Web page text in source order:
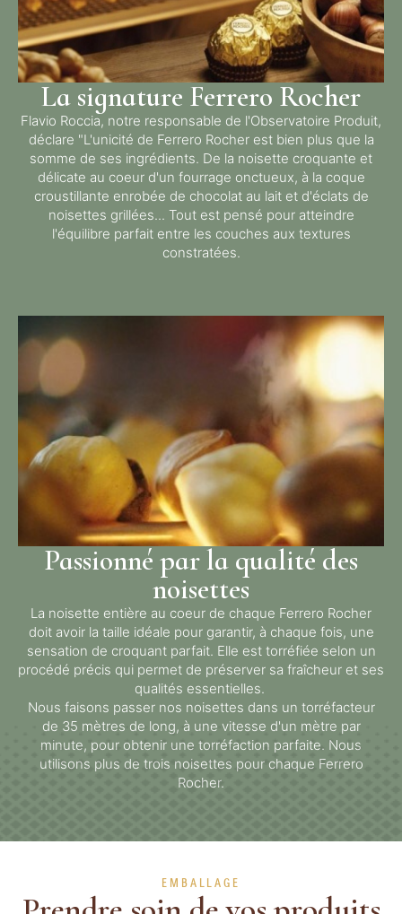
La signature Ferrero Rocher
Flavio Roccia, notre responsable de l'Observatoire Produit,
déclare "L'unicité de Ferrero Rocher est bien plus que la
somme de ses ingrédients. De la noisette croquante et
délicate au coeur d'un fourrage onctueux, à la coque
croustillante enrobée de chocolat au lait et d'éclats de
noisettes grillées... Tout est pensé pour atteindre
l'équilibre parfait entre les couches aux textures
constratées.
Passionné par la qualité des
noisettes
La noisette entière au coeur de chaque Ferrero Rocher
doit avoir la taille idéale pour garantir, à chaque fois, une
sensation de croquant parfait. Elle est torréfiée selon un
procédé précis qui permet de préserver sa fraîcheur et ses
qualités essentielles.
Nous faisons passer nos noisettes dans un torréfacteur
de 35 mètres de long, à une vitesse d'un mètre par
minute, pour obtenir une torréfaction parfaite. Nous
utilisons plus de trois noisettes pour chaque Ferrero
Rocher.
EMBALLAGE